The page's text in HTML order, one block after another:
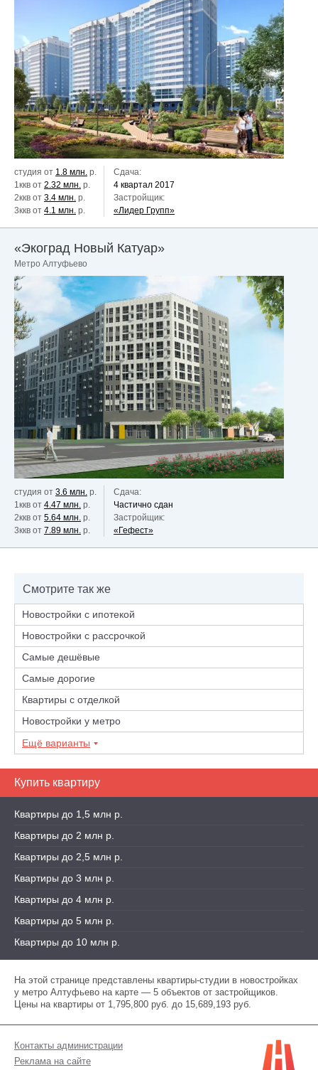
студия от 1.8 млн. р.
1ккв от 2.32 млн. р.
2ккв от 3.4 млн. р.
3ккв от 4.1 млн. р.
Сдача:
4 квартал 2017
Застройщик:
«Лидер Групп»
«Экоград Новый Катуар»
Метро Алтуфьево
студия от 3.6 млн. р.
1ккв от 4.47 млн. р.
2ккв от 5.64 млн. р.
3ккв от 7.89 млн. р.
Сдача:
Частично сдан
Застройщик:
«Гефест»
Смотрите так же
Новостройки с ипотекой
Новостройки с рассрочкой
Самые дешёвые
Самые дорогие
Квартиры с отделкой
Новостройки у метро
Ещё варианты
Купить квартиру
Квартиры до 1,5 млн р.
Квартиры до 2 млн р.
Квартиры до 2,5 млн р.
Квартиры до 3 млн р.
Квартиры до 4 млн р.
Квартиры до 5 млн р.
Квартиры до 10 млн р.
На этой странице представлены квартиры-студии в новостройках
у метро Алтуфьево на карте — 5 объектов от застройщиков.
Цены на квартиры от 1,795,800 руб. до 15,689,193 руб.
Контакты администрации
Реклама на сайте